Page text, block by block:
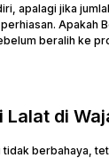
apalagi jika
Apakah
beralih ke
di
berbahaya,